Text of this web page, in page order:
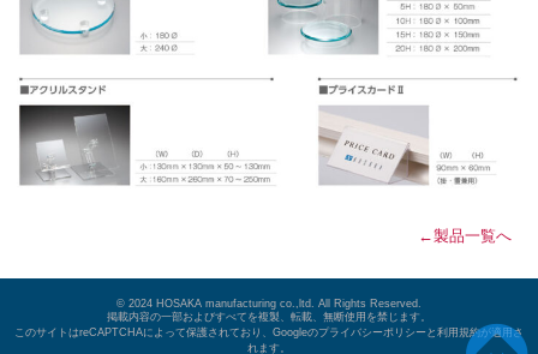
←製品一覧へ
© 2024 HOSAKA manufacturing co.,ltd. All Rights Reserved.
掲載内容の一部およびすべてを複製、転載、無断使用を禁じます。
このサイトはreCAPTCHAによって保護されており、Googleのプライバシーポリシーと利用規約が適用さ
れます。